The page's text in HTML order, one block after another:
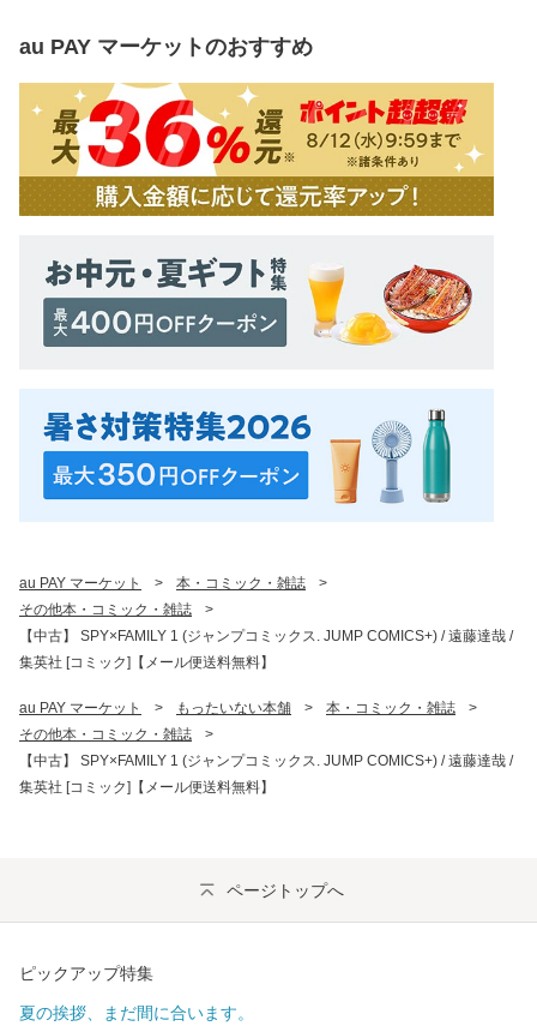
au PAY マーケットのおすすめ
au PAY マーケット > 本・コミック・雑誌
>
その他本・コミック・雑誌
>
【中古】 SPY×FAMILY 1 (ジャンプコミックス. JUMP COMICS+) / 遠藤達哉 /
集英社 [コミック]【メール便送料無料】
au PAY マーケット > もったいない本舗 > 本・コミック・雑誌
>
その他本・コミック・雑誌
>
【中古】 SPY×FAMILY 1 (ジャンプコミックス. JUMP COMICS+) / 遠藤達哉 /
集英社 [コミック]【メール便送料無料】
ページトップへ
ピックアップ特集
夏の挨拶、まだ間に合います。